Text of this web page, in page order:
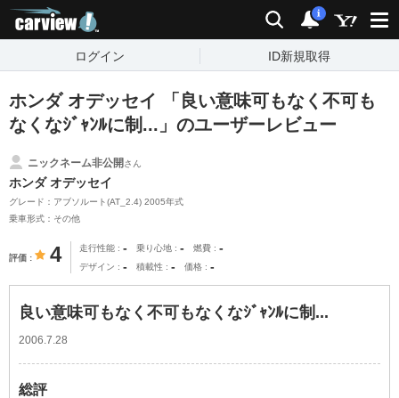
検索 通知
i
ログイン ID新規取得
ホンダ オデッセイ 「良い意味可もなく不可も
なくなｼﾞｬﾝﾙに制...」のユーザーレビュー
ニックネーム非公開さん
ホンダ オデッセイ
グレード：アブソルート(AT_2.4) 2005年式
乗車形式：その他
評価 4 走行性能 - 乗り心地 - 燃費 -
デザイン - 積載性 - 価格 -
良い意味可もなく不可もなくなｼﾞｬﾝﾙに制...
2006.7.28
総評